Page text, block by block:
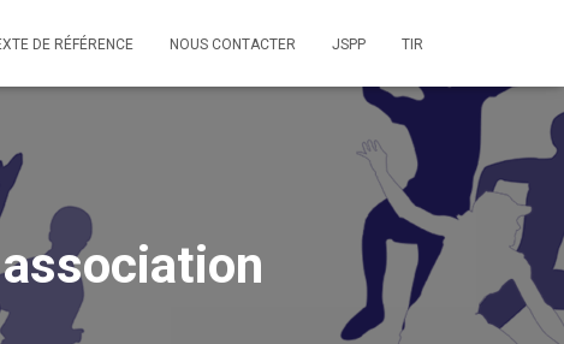
DE RÉFÉRENCE NOUS CONTACTER JSPP TIR